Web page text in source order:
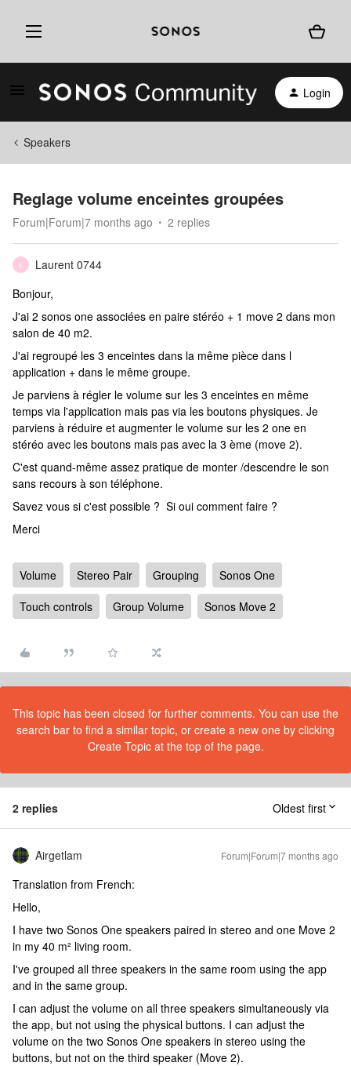
Login
Speakers
Reglage volume enceintes groupées
Forum|Forum|7 months ago 2 replies
Laurent 0744
Bonjour,
J'ai 2 sonos one associées en paire stéréo + 1 move 2 dans mon
salon de 40 m2.
J'ai regroupé les 3 enceintes dans la même pièce dans l
application + dans le même groupe.
Je parviens à régler le volume sur les 3 enceintes en même
temps via l'application mais pas via les boutons physiques. Je
parviens à réduire et augmenter le volume sur les 2 one en
stéréo avec les boutons mais pas avec la 3 ème (move 2).
C'est quand-même assez pratique de monter /descendre le son
sans recours à son téléphone.
Savez vous si c'est possible ? Si oui comment faire ?
Merci
Volume Stereo Pair Grouping
Sonos One
Touch controls
Group Volume Sonos Move 2
This topic has been closed for further comments. You can use the
search bar to find a similar topic, or create a new one by clicking
Create Topic at the top of the page.
2 replies Oldest first
Airgetlam Forum|Forum|7 months ago
Translation from French:
Hello,
I have two Sonos One speakers paired in stereo and one Move 2
in my 40 m² living room.
I've grouped all three speakers in the same room using the app
and in the same group.
I can adjust the volume on all three speakers simultaneously via
the app, but not using the physical buttons. I can adjust the
volume on the two Sonos One speakers in stereo using the
buttons, but not on the third speaker (Move 2).